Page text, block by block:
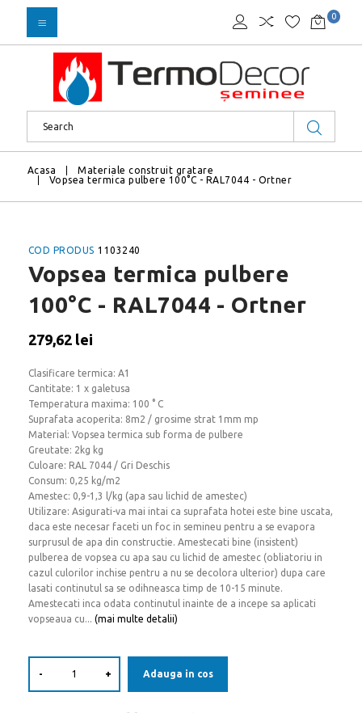
0
Acasa
Materiale construit gratare
Vopsea termica pulbere 100°C - RAL7044 - Ortner
COD PRODUS 1103240
Vopsea termica pulbere
100°C - RAL7044 - Ortner
279,62 lei
Clasificare termica: A1
Cantitate: 1 x galetusa
Temperatura maxima: 100 ° C
Suprafata acoperita: 8m2 / grosime strat 1mm mp
Material: Vopsea termica sub forma de pulbere
Greutate: 2kg kg
Culoare: RAL 7044 / Gri Deschis
Consum: 0,25 kg/m2
Amestec: 0,9-1,3 l/kg (apa sau lichid de amestec)
Utilizare: Asigurati-va mai intai ca suprafata hotei este bine uscata,
daca este necesar faceti un foc in semineu pentru a se evapora
surprusul de apa din constructie. Amestecati bine (insistent)
pulberea de vopsea cu apa sau cu lichid de amestec (obliatoriu in
cazul culorilor inchise pentru a nu se decolora ulterior) dupa care
lasati continutul sa se odihneasca timp de 10-15 minute.
Amestecati inca odata continutul inainte de a incepe sa aplicati
vopseaua cu... (mai multe detalii)
- + Adauga in cos